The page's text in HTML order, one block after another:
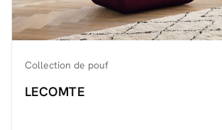
Collection de pouf
LECOMTE